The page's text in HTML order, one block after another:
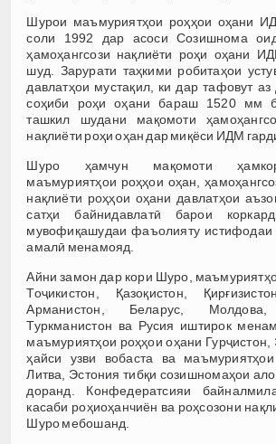
Шурои маъмуриятҳои роҳҳои оҳани
соли 1992 дар асоси Созишнома
ҳамоҳангсози нақлиёти роҳи оҳани
шуд. Зарурати таҳкими робитаҳои
давлатҳои мустақил, ки дар тафовут аз
соҳиби роҳи оҳани бараш 1520 мм
ташкил шудани мақомоти
нақлиёти роҳи оҳан дар миқёси ИДМ
Шуро ҳамчун мақомоти
маъмуриятҳои роҳҳои оҳан,
нақлиёти роҳҳои оҳани давлатҳои
сатҳи байнидавлатӣ барои
мувофиқашудаи фаъолияту истифодаи
амалӣ менамояд.
Айни замон дар кори Шуро,
Тоҷикистон, Қазоқистон,
Арманистон, Беларус, Молдова,
Туркманистон ва Русия иштирок
маъмуриятҳои роҳҳои оҳани Гурҷистон,
ҳайси узви вобаста ва
Литва, Эстония тибқи созишномаҳои
доранд. Конфедератсияи
касаби роҳиоҳанчиён ва роҳсозони
Шуро мебошанд.